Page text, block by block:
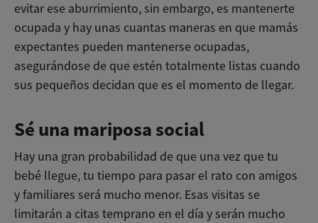
evitar ese aburrimiento, sin embargo, es mantenerte
ocupada y hay unas cuantas maneras en que mamás
expectantes pueden mantenerse ocupadas,
asegurándose de que estén totalmente listas cuando
sus pequeños decidan que es el momento de llegar.
Sé una mariposa social
Hay una gran probabilidad de que una vez que tu
bebé llegue, tu tiempo para pasar el rato con amigos
y familiares será mucho menor. Esas visitas se
limitarán a citas temprano en el día y serán mucho